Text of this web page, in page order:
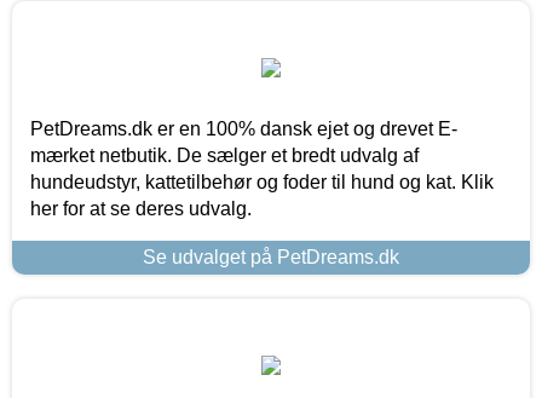
PetDreams.dk er en 100% dansk ejet og drevet E-
mærket netbutik. De sælger et bredt udvalg af
hundeudstyr, kattetilbehør og foder til hund og kat. Klik
her for at se deres udvalg.
Se udvalget på PetDreams.dk